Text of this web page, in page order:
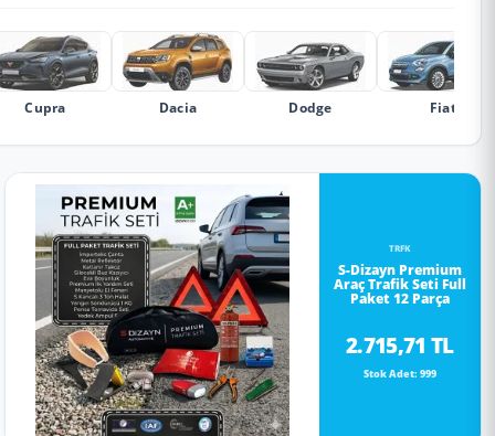
Cupra Dacia Dodge Fiat
TRFK
S-Dizayn Premium
Araç Trafik Seti Full
Paket 12 Parça
2.715,71 TL
Stok Adet: 999